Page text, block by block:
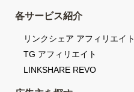
各サービス紹介
リンクシェア アフィリエイト
TG アフィリエイト
LINKSHARE REVO